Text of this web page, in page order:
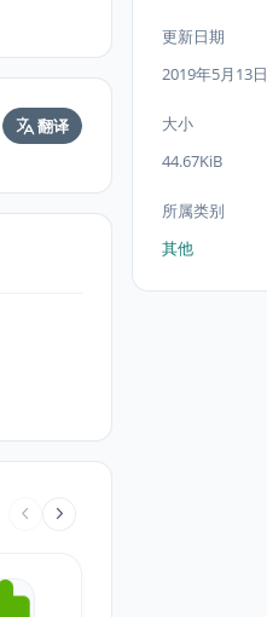
翻译
更新日期
2019年5月13日
大小
44.67KiB
所属类别
其他